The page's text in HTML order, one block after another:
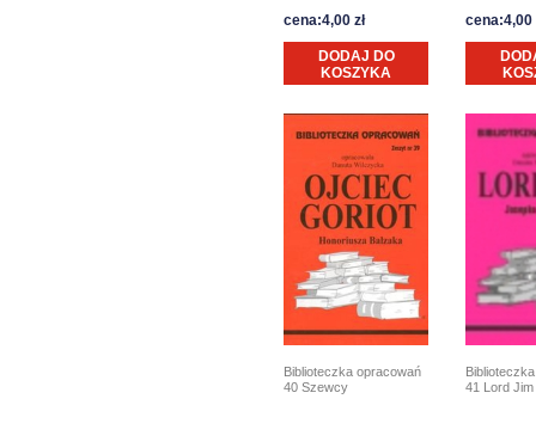
cena:4,00 zł
DODAJ DO
KOSZYKA
cena:4,00
Biblioteczka opracowań
40 Szewcy
41 Lord Jim